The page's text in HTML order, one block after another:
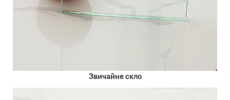
Звичайне скло